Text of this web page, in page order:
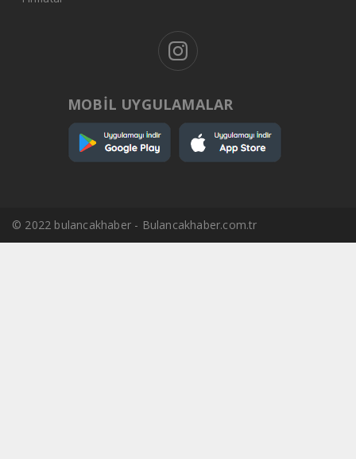
MOBİL UYGULAMALAR
© 2022 bulancakhaber - Bulancakhaber.com.tr